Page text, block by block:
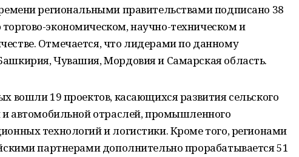
региональными правительствами подписано 38
экономическом, научно-техническом и
Отмечается, что лидерами по данному
Чувашия, Мордовия и Самарская область.
вошли 19 проектов, касающихся развития сельского
и автомобильной отраслей, промышленного
технологий и логистики. Кроме того, регионами
партнерами дополнительно прорабатывается 51